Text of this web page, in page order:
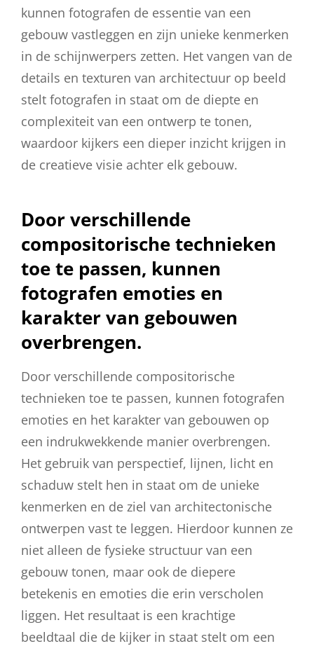
kunnen fotografen de essentie van een
gebouw vastleggen en zijn unieke kenmerken
in de schijnwerpers zetten. Het vangen van de
details en texturen van architectuur op beeld
stelt fotografen in staat om de diepte en
complexiteit van een ontwerp te tonen,
waardoor kijkers een dieper inzicht krijgen in
de creatieve visie achter elk gebouw.
Door verschillende
compositorische technieken
toe te passen, kunnen
fotografen emoties en
karakter van gebouwen
overbrengen.
Door verschillende compositorische
technieken toe te passen, kunnen fotografen
emoties en het karakter van gebouwen op
een indrukwekkende manier overbrengen.
Het gebruik van perspectief, lijnen, licht en
schaduw stelt hen in staat om de unieke
kenmerken en de ziel van architectonische
ontwerpen vast te leggen. Hierdoor kunnen ze
niet alleen de fysieke structuur van een
gebouw tonen, maar ook de diepere
betekenis en emoties die erin verscholen
liggen. Het resultaat is een krachtige
beeldtaal die de kijker in staat stelt om een